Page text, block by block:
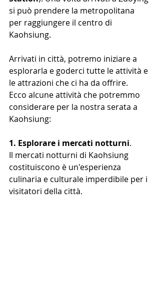
si può prendere la metropolitana
per raggiungere il centro di
Kaohsiung.
Arrivati in città, potremo iniziare a
esplorarla e goderci tutte le attività e
le attrazioni che ci ha da offrire.
Ecco alcune attività che potremmo
considerare per la nostra serata a
Kaohsiung:
1. Esplorare i mercati notturni.
Il mercati notturni di Kaohsiung
costituiscono è un'esperienza
culinaria e culturale imperdibile per i
visitatori della città.